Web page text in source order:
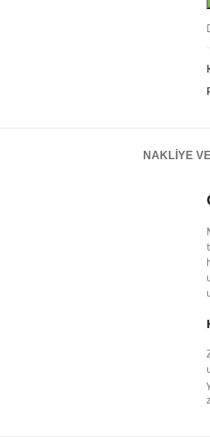
NAKLIYE